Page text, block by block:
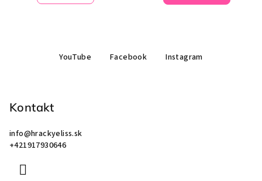
YouTube Facebook Instagram
Kontakt
info@hrackyeliss.sk
+421917930646